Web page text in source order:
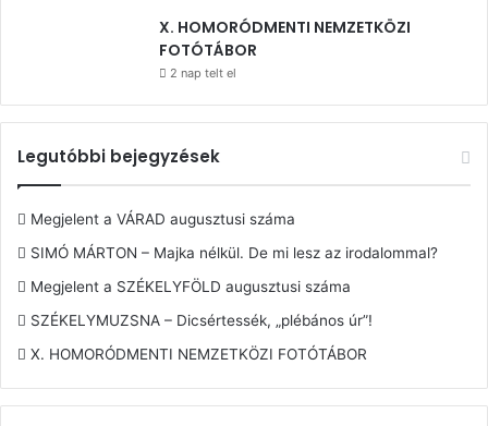
X. HOMORÓDMENTI NEMZETKÖZI
FOTÓTÁBOR
2 nap telt el
Legutóbbi bejegyzések
Megjelent a VÁRAD augusztusi száma
SIMÓ MÁRTON – Majka nélkül. De mi lesz az irodalommal?
Megjelent a SZÉKELYFÖLD augusztusi száma
SZÉKELYMUZSNA – Dicsértessék, „plébános úr”!
X. HOMORÓDMENTI NEMZETKÖZI FOTÓTÁBOR